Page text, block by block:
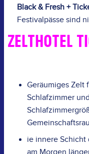
Black & Fresh +
Festivalpässe sind
ZELTHOTEL
Geräumiges Zelt
Schlafzimmer
ie innere Schicht
am Morgen